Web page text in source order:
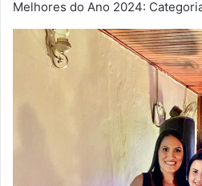
Melhores do Ano 2024: